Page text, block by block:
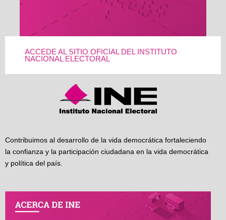
ACCEDE AL SITIO OFICIAL DEL INSTITUTO
NACIONAL ELECTORAL
Contribuimos al desarrollo de la vida democrática fortaleciendo
la confianza y la participación ciudadana en la vida democrática
y política del país.